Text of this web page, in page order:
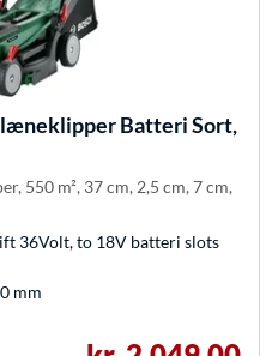
Batteri Sort,
550 m², 37 cm, 2,5 cm, 7 cm,
36Volt, to 18V batteri slots
mm